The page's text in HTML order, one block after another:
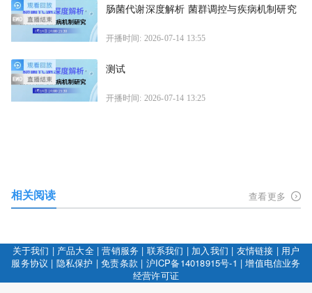
肠菌代谢深度解析 菌群调控与疾病机制研究
开播时间: 2026-07-14 13:55
测试
开播时间: 2026-07-14 13:25
相关阅读 查看更多
关于我们 | 产品大全|营销服务 | 联系我们 | 加入我们 | 友情链接 | 用户
服务协议 | 隐私保护 |免责条款 | 沪ICP备14018915号-1 |增值电信业务
经营许可证